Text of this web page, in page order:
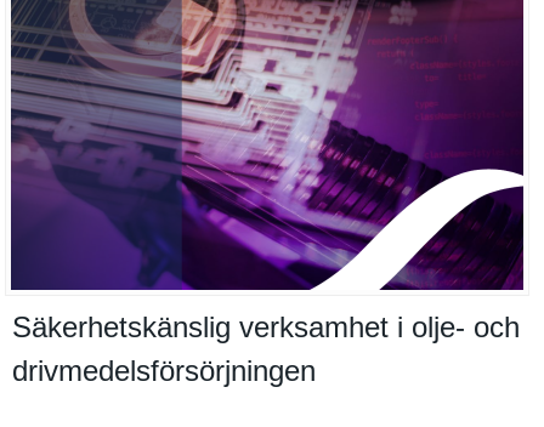
Säkerhetskänslig verksamhet i olje- och
drivmedelsförsörjningen